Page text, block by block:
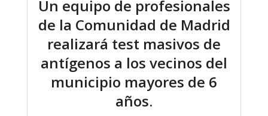
Un equipo de profesionales
de la Comunidad de Madrid
realizará test masivos de
antígenos a los vecinos del
municipio mayores de 6
años.